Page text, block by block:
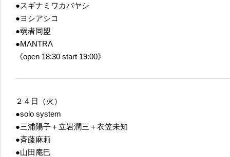
●スギナミワカバヤシ
●ヨシアシコ
●弱者同盟
●MΛNTRΛ
《open 18:30 start 19:00》
２４日（火）
●solo system
●三浦陽子＋立岩潤三＋衣笠未知
●斉藤麻莉
●山田庵巳